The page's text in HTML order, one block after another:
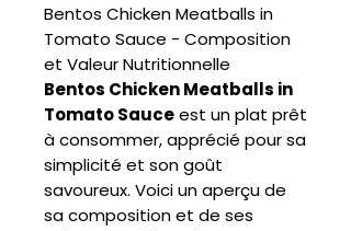
Bentos Chicken Meatballs in
Tomato Sauce - Composition
et Valeur Nutritionnelle
Bentos Chicken Meatballs in
Tomato Sauceest un plat prêt
à consommer, apprécié pour sa
simplicité et son goût
savoureux. Voici un aperçu de
sa composition et de ses